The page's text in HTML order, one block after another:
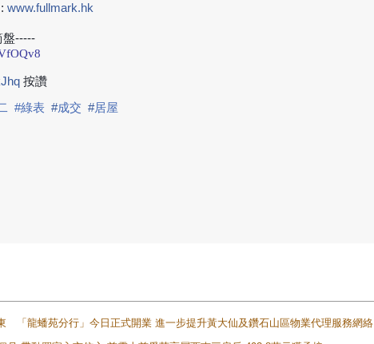
: www.fullmark.hk
盤-----
按讚
#綠表 #成交 #居屋
「龍蟠苑分行」今日正式開業 進一步提升黃大仙及鑽石山區物業代理服務網絡